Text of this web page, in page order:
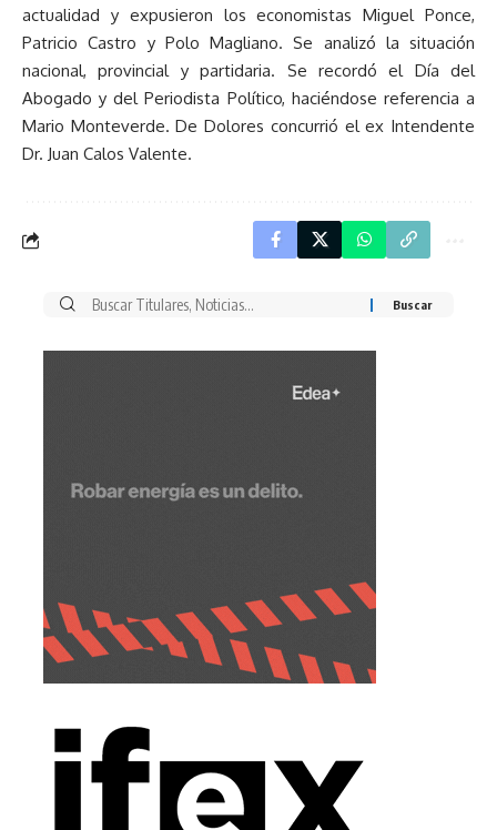
actualidad y expusieron los economistas Miguel Ponce,
Patricio Castro y Polo Magliano. Se analizó la situación
nacional, provincial y partidaria. Se recordó el Día del
Abogado y del Periodista Político, haciéndose referencia a
Mario Monteverde. De Dolores concurrió el ex Intendente
Dr. Juan Calos Valente.
Buscar